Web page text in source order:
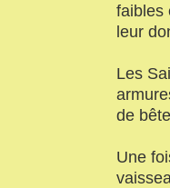
faibles
leur
Les
de
Une